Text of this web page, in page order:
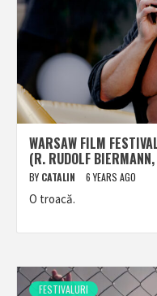
WARSAW FILM
(R. RUDOLF
BY CATALIN 6 YEARS AGO
O troacă.
FESTIVALURI